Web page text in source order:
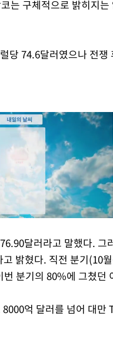
는 구체적으로 밝히지
당 74.6달러였으나 전
Mute
달러라고 말했다. 그
밝혔다. 직전 분기(10
분기의 80%에 그쳤던
억 달러를 넘어 대만